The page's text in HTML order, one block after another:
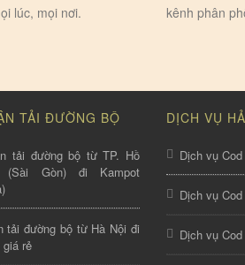
lúc, mọi nơi.
kênh phân
TẢI ĐƯỜNG BỘ
tải đường bộ từ TP. Hồ
Gòn) đi Kampot
tải đường bộ từ Hà Nội đi
giá rẻ
DỊCH VỤ
Dịch vụ
Dịch vụ
Dịch vụ